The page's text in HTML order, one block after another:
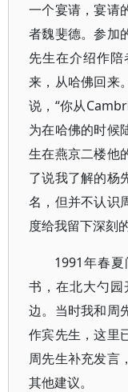
一个宴请，宴请
者魏斐德。参加
先生在介绍作
来，从哈佛回来
说，“你从
为在哈佛的时候
生在燕京二楼他
了说我了解的杨
名，但并不认识
度给我留下深刻
1991年春
书，在北大勺
边。当时我和周
作宾先生，这里
周先生补充发言
其他建议。